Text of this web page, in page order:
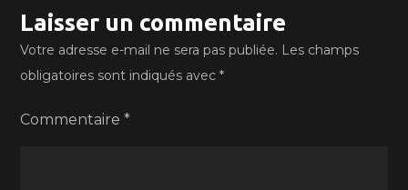
Laisser un commentaire
Votre adresse e-mail ne sera pas publiée. Les champs
obligatoires sont indiqués avec*
Commentaire*